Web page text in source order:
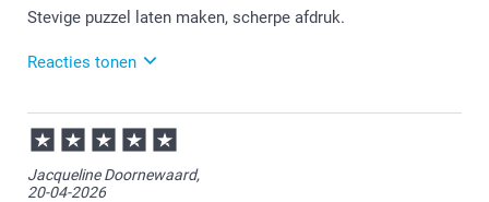
Stevige puzzel laten maken, scherpe afdruk.
Reacties tonen
08-06-2026
14:04
Veel plezier van de puzzel!
Jacqueline Doornewaard,
20-04-2026